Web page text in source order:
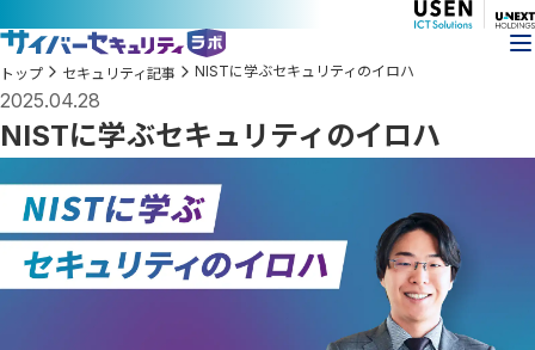
トップ セキュリティ記事 NISTに学ぶセキュリティのイロハ
2025.04.28
NISTに学ぶセキュリティのイロハ